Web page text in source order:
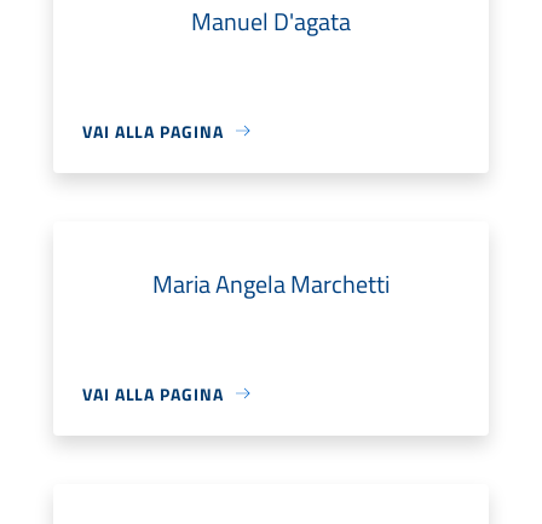
Manuel D'agata
VAI ALLA PAGINA
Maria Angela Marchetti
VAI ALLA PAGINA